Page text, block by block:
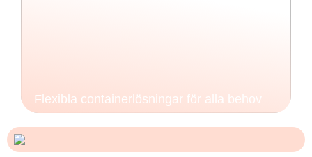
Flexibla containerlösningar för alla behov